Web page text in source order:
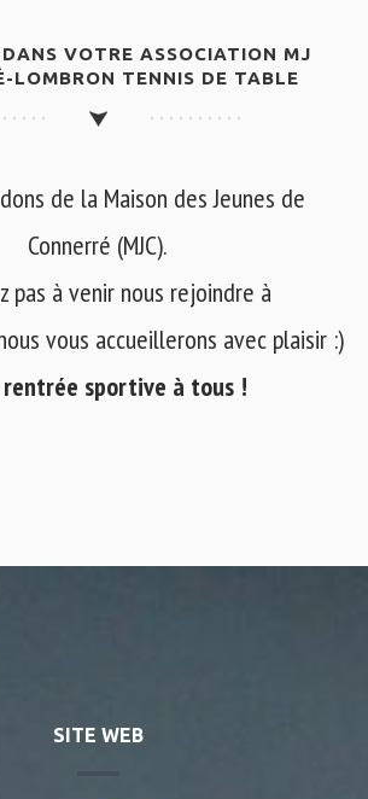
DANS VOTRE ASSOCIATION MJ
LOMBRON TENNIS DE TABLE
de la Maison des Jeunes de
Connerré (MJC).
pas à venir nous rejoindre à
vous accueillerons avec plaisir :)
sportive à tous !
SITE WEB